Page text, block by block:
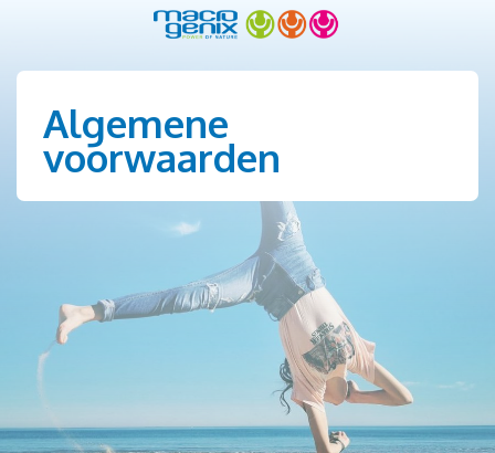
Algemene
voorwaarden